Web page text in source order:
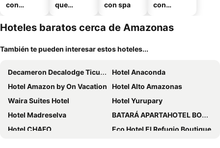
con
que
mascotas
con spa
con
miento
Hoteles baratos cerca de Amazonas
También te pueden interesar estos hoteles...
Decameron Decalodge Ticuna
Hotel Anaconda
Hotel Amazon by On Vacation
Hotel Alto Amazonas
Waira Suites Hotel
Hotel Yurupary
Hotel Madreselva
BATARÁ APARTAHOTEL BOUTIQUE - BHB
Hotel CHAFO
Eco Hotel El Refugio Boutique